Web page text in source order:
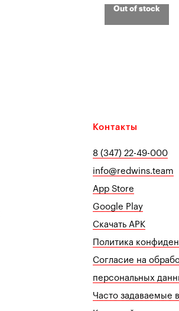
Out of stock
Контакты
8 (347) 22-49-000
info@redwins.team
App Store
Google Play
Скачать APK
Политика
Согласие на
персональных
Часто задаваемые